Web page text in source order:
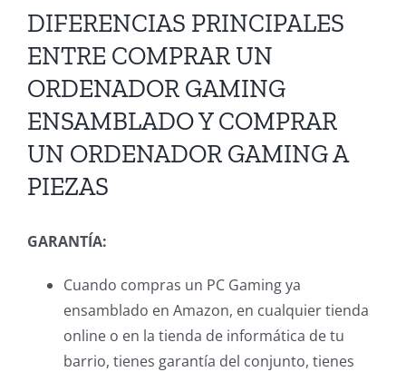
DIFERENCIAS PRINCIPALES
ENTRE COMPRAR UN
ORDENADOR GAMING
ENSAMBLADO Y COMPRAR
UN ORDENADOR GAMING A
PIEZAS
GARANTÍA:
Cuando compras un PC Gaming ya
ensamblado en Amazon, en cualquier tienda
online o en la tienda de informática de tu
barrio, tienes garantía del conjunto, tienes